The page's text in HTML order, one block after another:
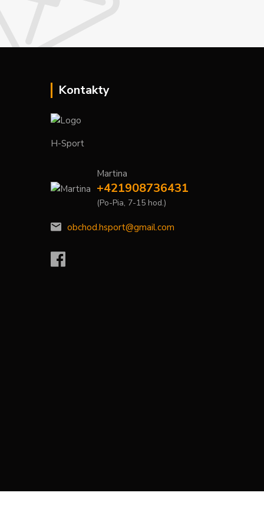
Kontakty
H-Sport
Martina
+421908736431
(Po-Pia, 7-15 hod.)
obchod.hsport@gmail.com